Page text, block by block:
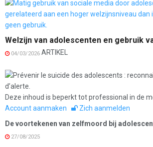
Welzijn van adolescenten en gebruik
04/03/2026 ARTIKEL
Deze inhoud is beperkt tot professional in de
Account aanmaken
Zich aanmelden
De voortekenen van zelfmoord bij
27/08/2025